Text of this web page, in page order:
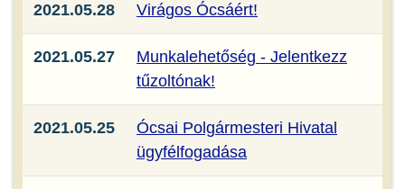
2021.05.28 Virágos Ócsáért!
2021.05.27
Munkalehetőség - Jelentkezz
tűzoltónak!
2021.05.25
Ócsai Polgármesteri Hivatal
ügyfélfogadása